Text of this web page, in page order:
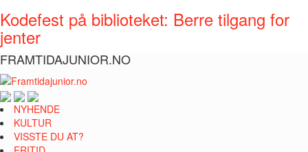
Kodefest på biblioteket: Berre tilgang for
jenter
FRAMTIDAJUNIOR.NO
NYHENDE
KULTUR
VISSTE DU AT?